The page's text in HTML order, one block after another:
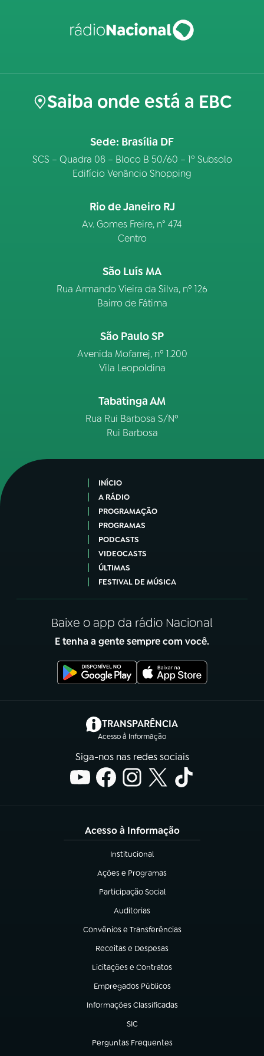
Saiba onde está a EBC
Sede: Brasília DF
SCS – Quadra 08 – Bloco B 50/60 – 1º Subsolo
Edifício Venâncio Shopping
Rio de Janeiro RJ
Av. Gomes Freire, n° 474
Centro
São Luís MA
Rua Armando Vieira da Silva, nº 126
Bairro de Fátima
São Paulo SP
Avenida Mofarrej, nº 1.200
Vila Leopoldina
Tabatinga AM
Rua Rui Barbosa S/Nº
Rui Barbosa
INÍCIO
A RÁDIO
PROGRAMAÇÃO
PROGRAMAS
PODCASTS
VIDEOCASTS
ÚLTIMAS
FESTIVAL DE MÚSICA
Baixe o app da rádio Nacional
E tenha a gente sempre com você.
TRANSPARÊNCIA
Acesso à Informação
(abre em nova aba)
Siga-nos nas redes sociais
Acesso à Informação
Institucional
(abre em nova aba)
Ações e Programas
(abre em nova aba)
Participação Social
(abre em nova aba)
Auditorias
(abre em nova aba)
Convênios e Transferências
(abre em nova aba)
Receitas e Despesas
(abre em nova aba)
Licitações e Contratos
(abre em nova aba)
Empregados Públicos
(abre em nova aba)
Informações Classificadas
(abre em nova aba)
SIC
(abre em nova aba)
Perguntas Frequentes
(abre em nova aba)